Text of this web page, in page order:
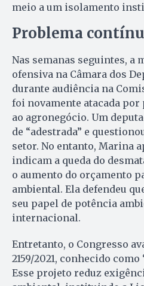
meio a um isolamento
Problema
Nas semanas seguintes,
ofensiva na Câmara dos
durante audiência na
foi novamente atacada
ao agronegócio. Um
de “adestrada” e
setor. No entanto, Marina
indicam a queda do
o aumento do orçamento
ambiental. Ela defendeu
seu papel de potência
internacional.
Entretanto, o Congresso
2159/2021, conhecido como
Esse projeto reduz